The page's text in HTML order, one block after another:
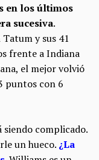
en los últimos
sucesiva.
y sus 41
frente a Indiana
el mejor volvió
puntos con 6
complicado.
un hueco. ¿La